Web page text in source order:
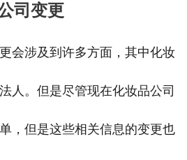
司变更
会涉及到许多方面，其中化妆
人。但是尽管现在化妆品公司
，但是这些相关信息的变更也